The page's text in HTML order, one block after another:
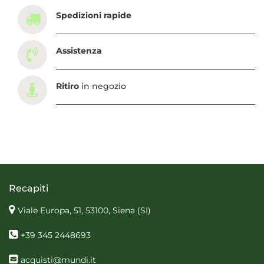
Spedizioni rapide
Assistenza
Ritiro in negozio
Recapiti
Viale Europa, 51, 53100, Siena (SI)
+39 345 2448693
acquisti@mundi.it